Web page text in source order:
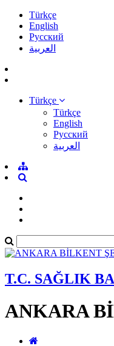
Türkçe
English
Pусский
العربية
Türkçe
Türkçe
English
Pусский
العربية
T.C. SAĞLIK
ANKARA